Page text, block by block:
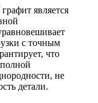
является
с точным
что
не
детали.